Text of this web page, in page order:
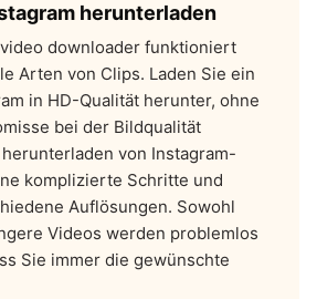
herunterladen
downloader funktioniert
Arten von Clips. Laden Sie ein
in HD-Qualität herunter, ohne
bei der Bildqualität
von Instagram-
komplizierte Schritte und
Auflösungen. Sowohl
Videos werden problemlos
Sie immer die gewünschte